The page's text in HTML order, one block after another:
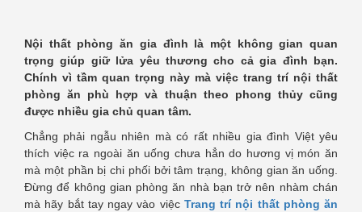
Nội thất phòng ăn gia đình là một không gian quan
trọng giúp giữ lửa yêu thương cho cả gia đình bạn.
Chính vì tầm quan trọng này mà việc trang trí nội thất
phòng ăn phù hợp và thuận theo phong thủy cũng
được nhiều gia chủ quan tâm.
Chẳng phải ngẫu nhiên mà có rất nhiều gia đình Việt yêu
thích việc ra ngoài ăn uống chưa hẳn do hương vị món ăn
mà một phần bị chi phối bởi tâm trạng, không gian ăn uống.
Đừng để không gian phòng ăn nhà bạn trở nên nhàm chán
mà hãy bắt tay ngay vào việc Trang trí nội thất phòng ăn